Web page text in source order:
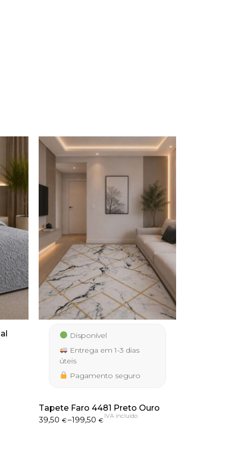
Disponível
Entrega em 1-3 dias
úteis
Pagamento seguro
Tapete Faro 4481 Preto Ouro
39,50 €–199,50€
Price
IVA incluído